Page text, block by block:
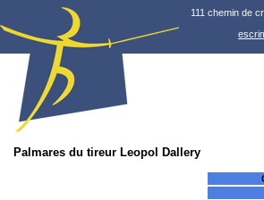
111 chemin de
Palmares du tireur Leopol Dallery